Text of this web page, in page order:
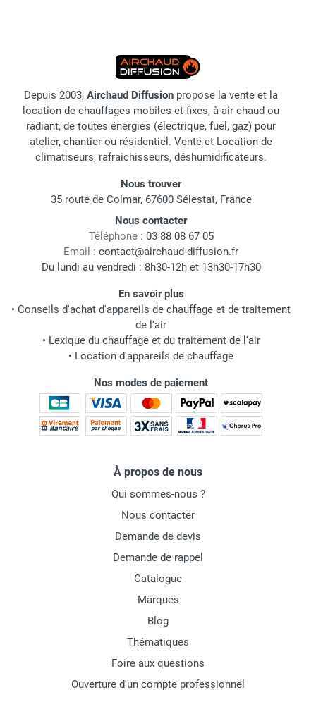
Depuis 2003, Airchaud Diffusion propose la vente et la
location de chauffages mobiles et fixes, à air chaud ou
radiant, de toutes énergies (électrique, fuel, gaz) pour
atelier, chantier ou résidentiel. Vente et Location de
climatiseurs, rafraichisseurs, déshumidificateurs.
Nous trouver
35 route de Colmar, 67600 Sélestat, France
Nous contacter
Téléphone : 03 88 08 67 05
Email : contact@airchaud-diffusion.fr
Du lundi au vendredi : 8h30-12h et 13h30-17h30
En savoir plus
• Conseils d'achat d'appareils de chauffage et de traitement
de l'air
• Lexique du chauffage et du traitement de l'air
• Location d'appareils de chauffage
Nos modes de paiement
À propos de nous
Qui sommes-nous ?
Nous contacter
Demande de devis
Demande de rappel
Catalogue
Marques
Blog
Thématiques
Foire aux questions
Ouverture d'un compte professionnel